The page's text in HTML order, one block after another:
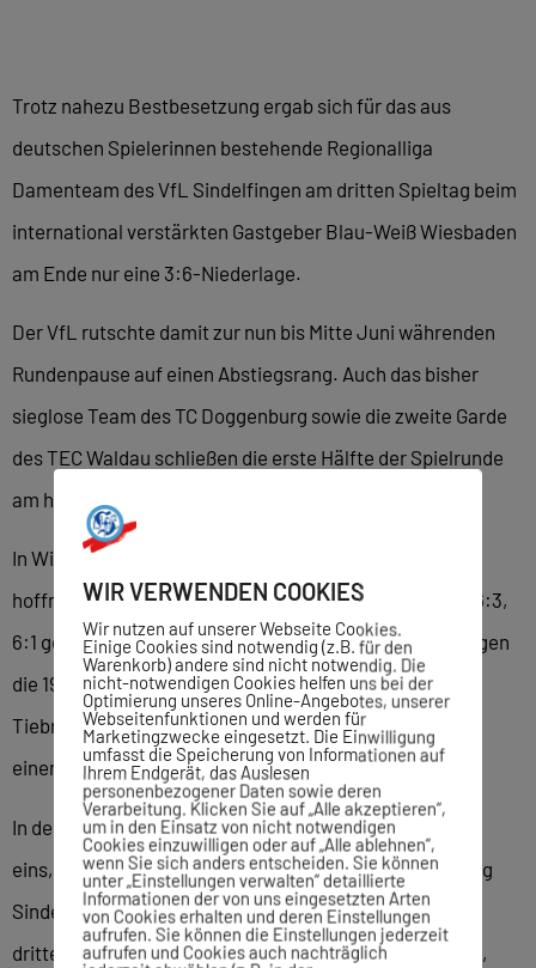
Trotz nahezu Bestbesetzung ergab sich für das aus
deutschen Spielerinnen bestehende Regionalliga
Damenteam des VfL Sindelfingen am dritten Spieltag beim
international verstärkten Gastgeber Blau-Weiß Wiesbaden
am Ende nur eine 3:6-Niederlage.
Der VfL rutschte damit zur nun bis Mitte Juni währenden
Rundenpause auf einen Abstiegsrang. Auch das bisher
sieglose Team des TC Doggenburg sowie die zweite Garde
des TEC Waldau schließen die erste Hälfte der Spielrunde
am hinteren Tabellenende ab.
In Wiesbaden begann der Spieltag zunächst noch
hoffnungsvoll. Natalie Drobny hatte auf Position 6 mit 6:3,
6:1 gepunktet, Kathleen Kanev sich im Zweiereinzel gegen
die 19-jährige Ukrainerin Sofiia Mykhailets im Match-
Tiebreak durchgesetzt. Nur Louanne Djafari ließ nach
einem schnellen 6:0 schließlich doch noch den Punkt.
In der zweiten Runde Einzel mit Ana Ceuca auf Position
eins, der erfahrenen Steffi Bachofer und Maja Issler ging
Sindelfingen dann allerdings leer aus. Kanev/Issler im
dritten Doppel verkürzten im Endergebnis noch auf 3:6,
WIR VERWENDEN COOKIES
Wir nutzen auf unserer Webseite Cookies.
Einige Cookies sind notwendig (z.B. für den
Warenkorb) andere sind nicht notwendig. Die
nicht-notwendigen Cookies helfen uns bei der
Optimierung unseres Online-Angebotes, unserer
Webseitenfunktionen und werden für
Marketingzwecke eingesetzt. Die Einwilligung
umfasst die Speicherung von Informationen auf
Ihrem Endgerät, das Auslesen
personenbezogener Daten sowie deren
Verarbeitung. Klicken Sie auf „Alle akzeptieren“,
um in den Einsatz von nicht notwendigen
Cookies einzuwilligen oder auf „Alle ablehnen“,
wenn Sie sich anders entscheiden. Sie können
unter „Einstellungen verwalten“ detaillierte
Informationen der von uns eingesetzten Arten
von Cookies erhalten und deren Einstellungen
aufrufen. Sie können die Einstellungen jederzeit
aufrufen und Cookies auch nachträglich